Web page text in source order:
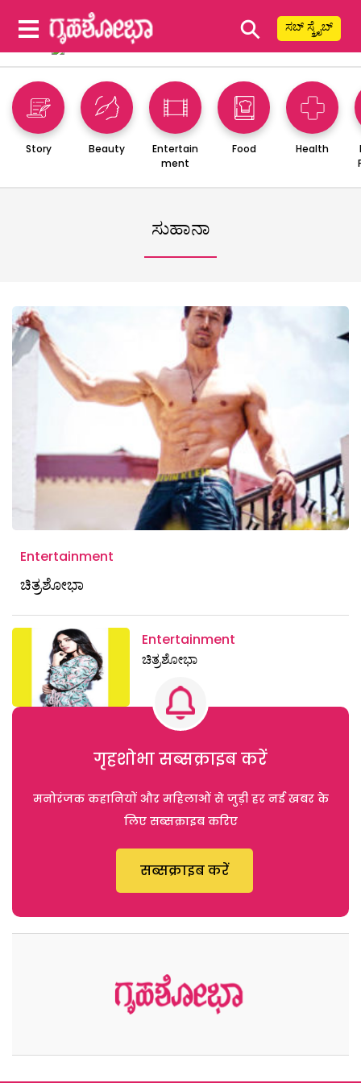
⚲ ಸಬ್ ಸ್ಕ್ರೈಬ್
Story Beauty
Entertain
ment
Food Health
ಸುಹಾನಾ
Entertainment
ಚಿತ್ರಶೋಭಾ
Entertainment
ಚಿತ್ರಶೋಭಾ
गृहशोभा सब्सक्राइब करें
मनोरंजक कहानियों और महिलाओं से जुड़ी हर नई खबर के
लिए सब्सक्राइब करिए
सब्सक्राइब करें